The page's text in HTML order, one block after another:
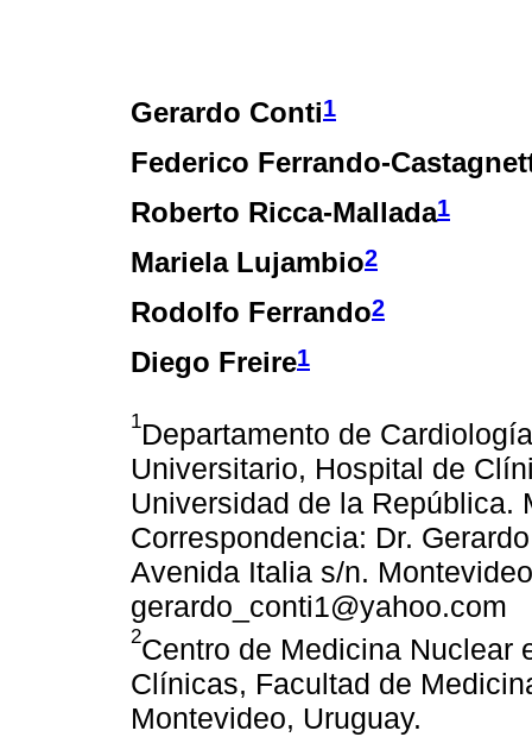
Gerardo Conti1
Federico Ferrando-
Roberto Ricca-Mallada1
Mariela Lujambio2
Rodolfo Ferrando2
Diego Freire1
1Departamento de
Universitario, Hospital de
Universidad de la República.
Correspondencia: Dr.
Avenida Italia s/n.
gerardo_conti1@yahoo.com
2Centro de Medicina Nuclear
Clínicas, Facultad de
Montevideo, Uruguay.